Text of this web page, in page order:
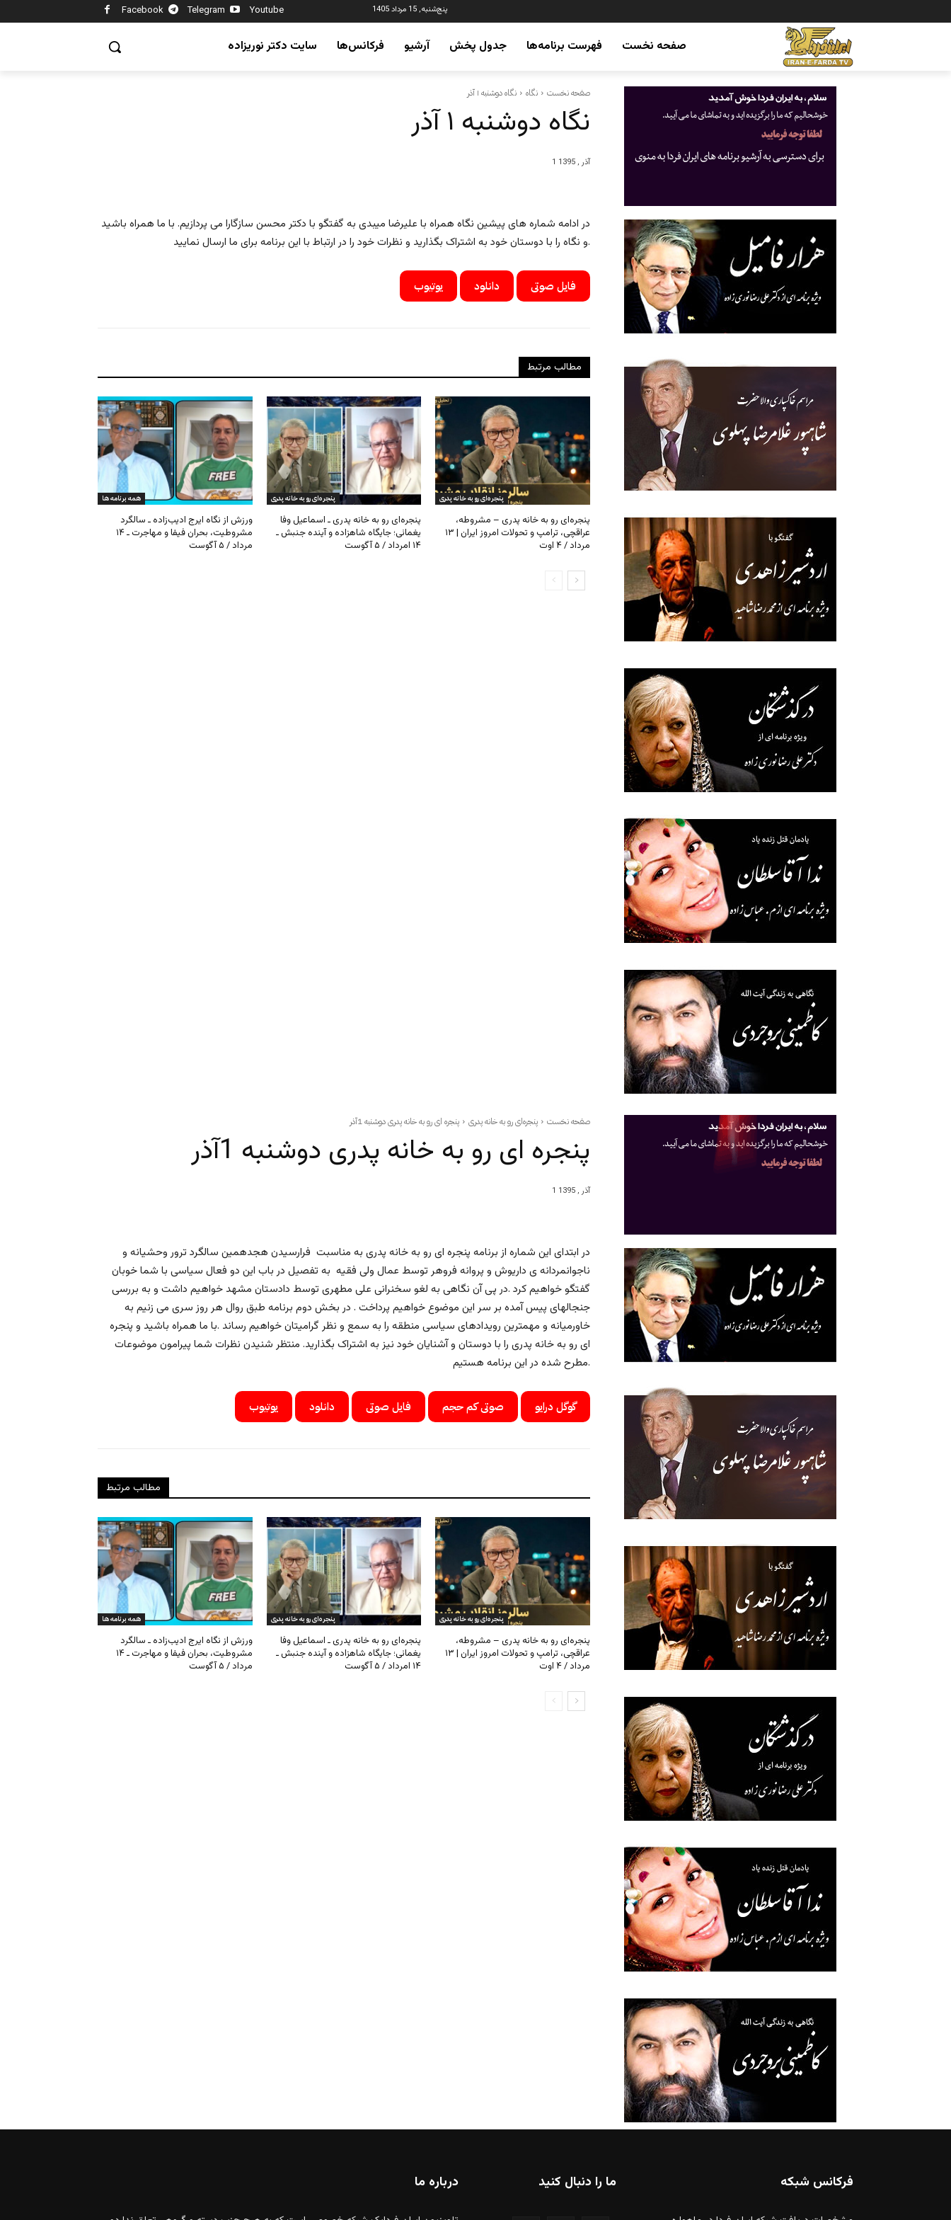
Facebook Telegram Youtube پنج‌شنبه, 15 مرداد 1405
صفحه نخست فهرست برنامه‌ها جدول پخش آرشیو فرکانس‌ها سایت دکتر نوریزاده
صفحه نخست نگاه نگاه دوشنبه ۱ آذر
نگاه دوشنبه ۱ آذر
1 آذر , 1395
در ادامه شماره های پیشین نگاه همراه با علیرضا میبدی به گفتگو با دکتر محسن سازگارا می پردازیم. با ما همراه باشید
و نگاه را با دوستان خود به اشتراک بگذارید و نظرات خود را در ارتباط با این برنامه برای ما ارسال نمایید.
یوتیوب دانلود فایل صوتی
مطالب مرتبط
همه برنامه ها
ورزش از نگاه ایرج ادیب‌زاده ـ سالگرد
مشروطیت، بحران فیفا و مهاجرت ـ ۱۴
مرداد / ۵ آگوست
پنجره‌ای رو به خانه پدری
پنجره‌ای رو به خانه پدری ـ اسماعیل وفا
یغمائی؛ جایگاه شاهزاده و آینده جنبش ـ
۱۴ امرداد / ۵ آگوست
پنجره‌ای رو به خانه پدری
پنجره‌ای رو به خانه پدری – مشروطه،
عراقچی، ترامپ و تحولات امروز ایران | ۱۳
مرداد / ۴ اوت
فرکانس شبکه ما را دنبال کنید درباره ما